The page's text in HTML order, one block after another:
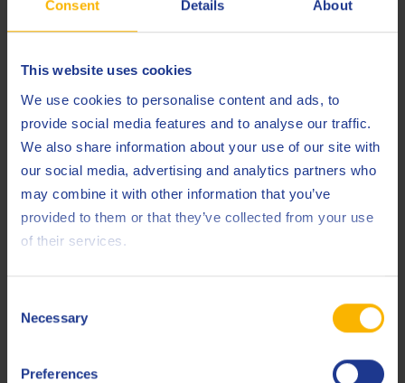
Consent Details About
This website uses cookies
We use cookies to personalise content and ads, to
provide social media features and to analyse our traffic.
We also share information about your use of our site with
our social media, advertising and analytics partners who
may combine it with other information that you’ve
provided to them or that they’ve collected from your use
of their services.
Selection
Necessary
Preferences
responsable pour quelque dommage que ce soit qu’il
s’agisse d’interruptions dans le fonctionnement de la
société, leurs dommages et pertes de profit qui soit la
conséquence directe ou indirecte, ou qui est d’une manière
ou d’une autre soit lié à la visite, l’utilisation ou le non
fonctionnement (temporaire) de ce site.
Droit de propriétés
Tous droits de propriété intellectuelle des informations,
noms, images, illustrations, marques et logos, ou autres
compagnies de Kuwait Petroleum ou à leurs fournisseurs